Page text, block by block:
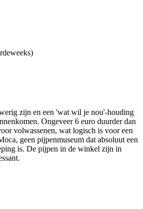
zijn en een 'wat wil je nou'-houding
Ongeveer 6 euro duurder dan
volwassenen, wat logisch is voor een
geen pijpenmuseum dat absoluut een
is. De pijpen in de winkel zijn in